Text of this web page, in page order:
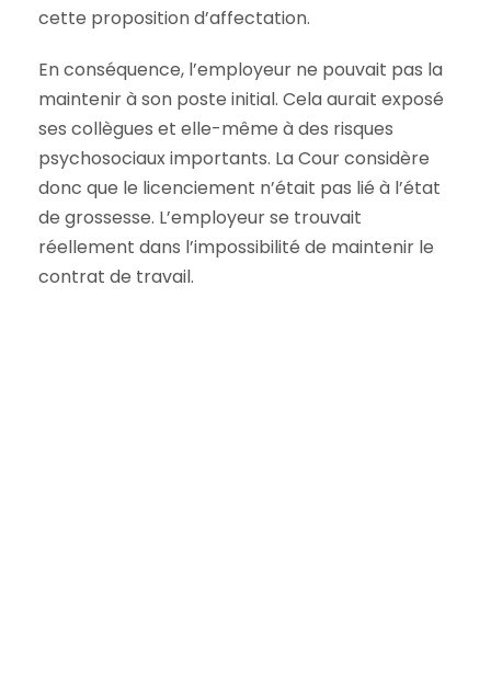
cette proposition d’affectation.
En conséquence, l’employeur ne pouvait pas la
maintenir à son poste initial. Cela aurait exposé
ses collègues et elle-même à des risques
psychosociaux importants. La Cour considère
donc que le licenciement n’était pas lié à l’état
de grossesse. L’employeur se trouvait
réellement dans l’impossibilité de maintenir le
contrat de travail.